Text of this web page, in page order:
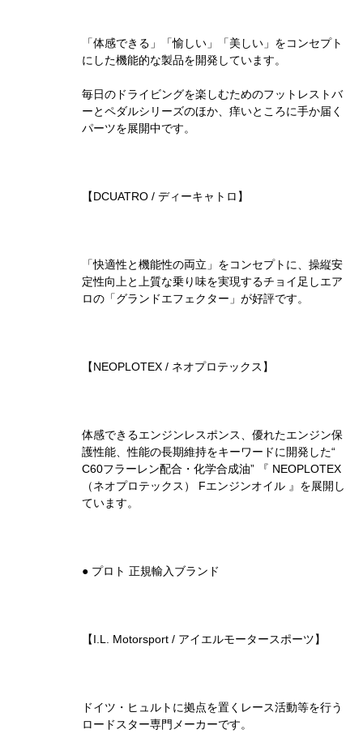
「体感できる」「愉しい」「美しい」をコンセプト
にした機能的な製品を開発しています。
毎日のドライビングを楽しむためのフットレストバ
ーとペダルシリーズのほか、痒いところに手か届く
パーツを展開中です。
【DCUATRO / ディーキャトロ】
「快適性と機能性の両立」をコンセプトに、操縦安
定性向上と上質な乗り味を実現するチョイ足しエア
ロの「グランドエフェクター」が好評です。
【NEOPLOTEX / ネオプロテックス】
体感できるエンジンレスポンス、優れたエンジン保
護性能、性能の長期維持をキーワードに開発した“
C60フラーレン配合・化学合成油” 『 NEOPLOTEX
（ネオプロテックス） Fエンジンオイル 』を展開し
ています。
● プロト 正規輸入ブランド
【I.L. Motorsport / アイエルモータースポーツ】
ドイツ・ヒュルトに拠点を置くレース活動等を行う
ロードスター専門メーカーです。